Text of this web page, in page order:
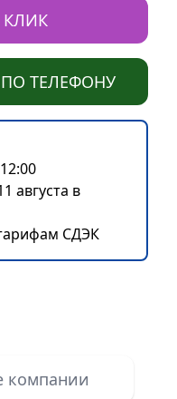
КЛИК
ПО ТЕЛЕФОНУ
августа в
СДЭК